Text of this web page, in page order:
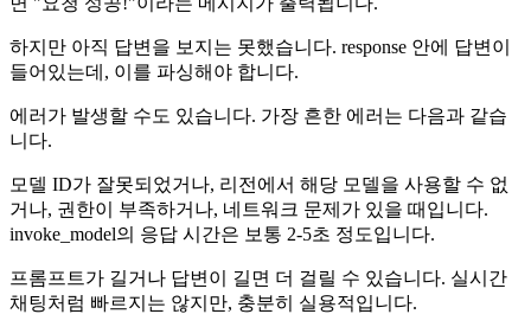
하지만 아직 답변을 보지는 못했습니다. response 안에 답변이
들어있는데, 이를 파싱해야 합니다.
에러가 발생할 수도 있습니다. 가장 흔한 에러는 다음과 같습
니다.
모델 ID가 잘못되었거나, 리전에서 해당 모델을 사용할 수 없
거나, 권한이 부족하거나, 네트워크 문제가 있을 때입니다.
invoke_model의 응답 시간은 보통 2-5초 정도입니다.
프롬프트가 길거나 답변이 길면 더 걸릴 수 있습니다. 실시간
채팅처럼 빠르지는 않지만, 충분히 실용적입니다.